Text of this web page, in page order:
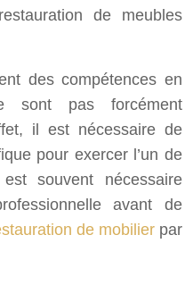
de meubles
des compétences en
sont pas forcément
il est nécessaire de
pour exercer l’un de
souvent nécessaire
avant de
de mobilier par